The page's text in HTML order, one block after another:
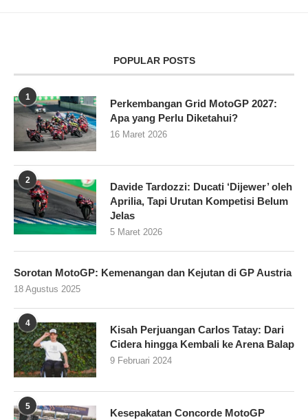
POPULAR POSTS
1
Perkembangan Grid MotoGP 2027:
Apa yang Perlu Diketahui?
16 Maret 2026
2
Davide Tardozzi: Ducati ‘Dijewer’ oleh
Aprilia, Tapi Urutan Kompetisi Belum
Jelas
5 Maret 2026
Sorotan MotoGP: Kemenangan dan Kejutan di GP Austria
18 Agustus 2025
4
Kisah Perjuangan Carlos Tatay: Dari
Cidera hingga Kembali ke Arena Balap
9 Februari 2024
5
Kesepakatan Concorde MotoGP